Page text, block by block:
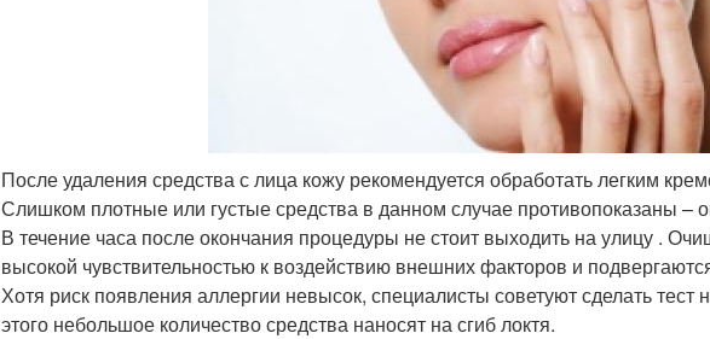
После удаления средства с лица кожу рекомендуется обработать легким
Слишком плотные или густые средства в данном случае противопоказаны –
В течение часа после окончания процедуры не стоит выходить на улицу .
высокой чувствительностью к воздействию внешних факторов и
Хотя риск появления аллергии невысок, специалисты советуют сделать
этого небольшое количество средства наносят на сгиб локтя.